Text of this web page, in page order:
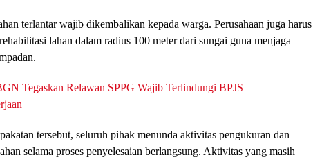
terlantar wajib dikembalikan kepada warga. Perusahaan juga harus
lahan dalam radius 100 meter dari sungai guna menjaga
Tegaskan Relawan SPPG Wajib Terlindungi BPJS
tersebut, seluruh pihak menunda aktivitas pengukuran dan
selama proses penyelesaian berlangsung. Aktivitas yang masih